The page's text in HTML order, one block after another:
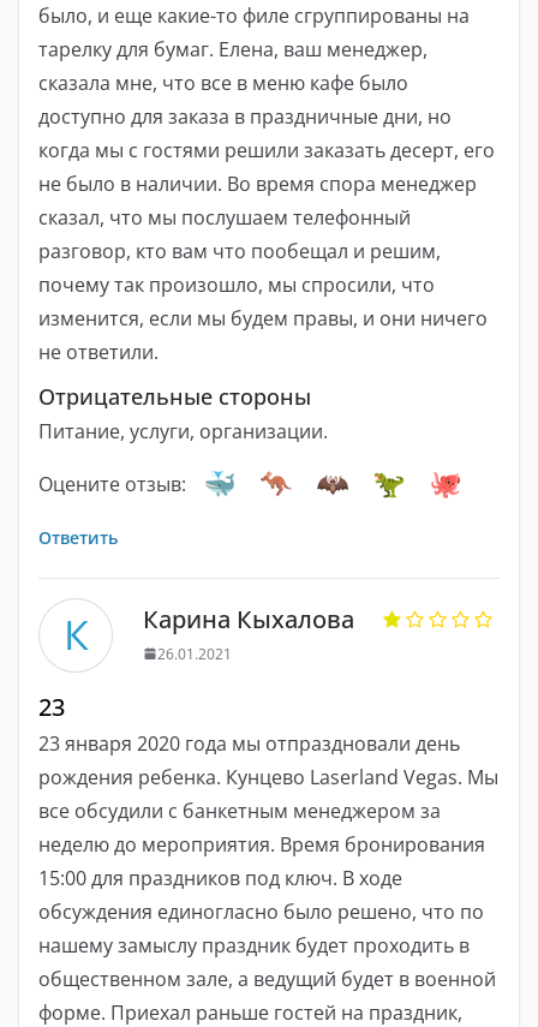
было, и еще какие-то филе сгруппированы на
тарелку для бумаг. Елена, ваш менеджер,
сказала мне, что все в меню кафе было
доступно для заказа в праздничные дни, но
когда мы с гостями решили заказать десерт, его
не было в наличии. Во время спора менеджер
сказал, что мы послушаем телефонный
разговор, кто вам что пообещал и решим,
почему так произошло, мы спросили, что
изменится, если мы будем правы, и они ничего
не ответили.
Отрицательные стороны
Питание, услуги, организации.
Оцените отзыв:
Ответить
К Карина Кыхалова
26.01.2021
23
23 января 2020 года мы отпраздновали день
рождения ребенка. Кунцево Laserland Vegas. Мы
все обсудили с банкетным менеджером за
неделю до мероприятия. Время бронирования
15:00 для праздников под ключ. В ходе
обсуждения единогласно было решено, что по
нашему замыслу праздник будет проходить в
общественном зале, а ведущий будет в военной
форме. Приехал раньше гостей на праздник,